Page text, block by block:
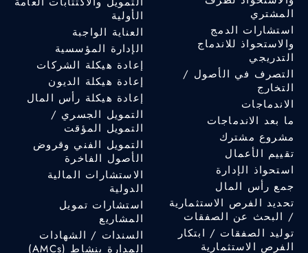
المشتري
استشارات الدمج
والاستحواذ للاندماج
التدريجي
التصرف في الأصول /
التخارج
الاندماجات
ما بعد الاندماجات
مشروع مشترك
تقييم الأعمال
استحواذ الإدارة
جمع رأس المال
تحديد الفرص الاستثمارية
/ البحث عن الصفقات
توليد الصفقات / ابتكار
الفرص الاستثمارية
الأولية
العناية الواجبة
الإدارة المؤسسية
إعادة هيكلة الشركات
إعادة هيكلة الديون
إعادة هيكلة رأس المال
التمويل الجسري /
التمويل المؤقت
التمويل الفني وقروض
الأصول الفاخرة
الاستشارات المالية
الدولية
استشارات تمويل
المشاريع
السندات / الشهادات
المدارة بنشاط (AMCs)